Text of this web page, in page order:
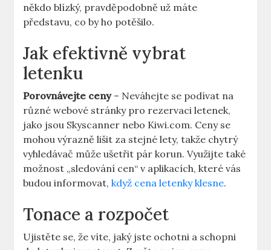
někdo blízký, pravděpodobně už máte
představu, co by ho potěšilo.
Jak efektivně vybrat
letenku
Porovnávejte ceny– Neváhejte se podívat na
různé webové stránky pro rezervaci letenek,
jako jsou Skyscanner nebo Kiwi.com. Ceny se
mohou výrazně lišit za stejné lety, takže chytrý
vyhledávač může ušetřit pár korun. Využijte také
možnost „sledování cen“ v aplikacích, které vás
budou informovat,když cena letenky klesne.
Tonace a rozpočet
Ujistěte se, že víte, jaký jste ochotni a schopni